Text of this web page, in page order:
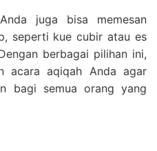
juga bisa memesan
seperti kue cubir atau es
berbagai pilihan ini,
acara aqiqah Anda agar
bagi semua orang yang